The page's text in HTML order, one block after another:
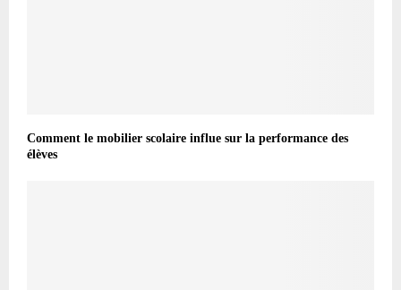
Comment le mobilier scolaire influe sur la performance des
élèves